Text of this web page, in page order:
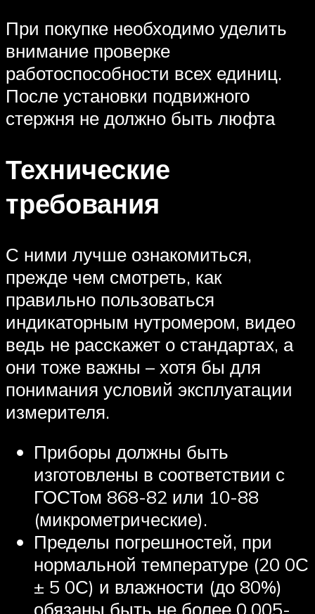
При покупке необходимо уделить
внимание проверке
работоспособности всех единиц.
После установки подвижного
стержня не должно быть люфта
Технические
требования
С ними лучше ознакомиться,
прежде чем смотреть, как
правильно пользоваться
индикаторным нутромером, видео
ведь не расскажет о стандартах, а
они тоже важны – хотя бы для
понимания условий эксплуатации
измерителя.
Приборы должны быть
изготовлены в соответствии с
ГОСТом 868-82 или 10-88
(микрометрические).
Пределы погрешностей, при
нормальной температуре (20 0С
± 5 0С) и влажности (до 80%)
обязаны быть не более 0,005-